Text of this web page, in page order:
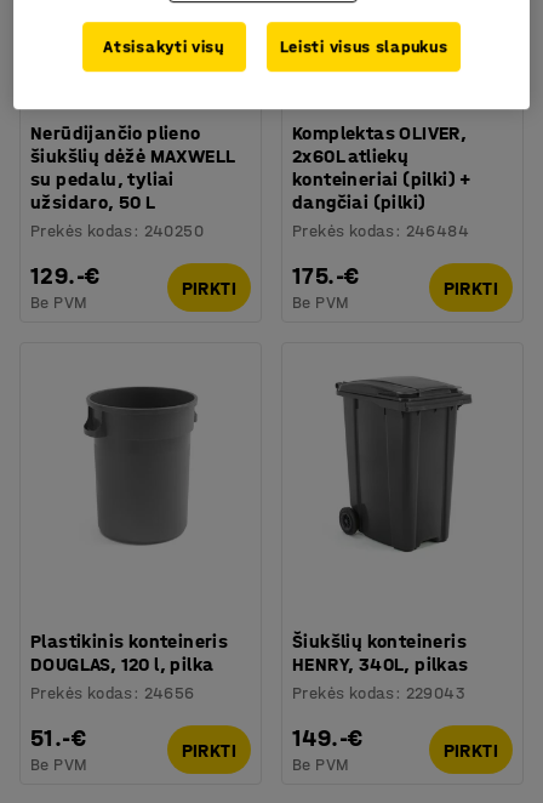
Nerūdijančio plieno
šiukšlių dėžė MAXWELL
su pedalu, tyliai
užsidaro, 50 L
Prekės kodas : 240250
129.-€
Be PVM
PIRKTI
Komplektas OLIVER,
2x60L atliekų
konteineriai (pilki) +
dangčiai (pilki)
Prekės kodas : 246484
175.-€
Be PVM
PIRKTI
Plastikinis konteineris
DOUGLAS, 120 l, pilka
Prekės kodas : 24656
51.-€
Be PVM
PIRKTI
Šiukšlių konteineris
HENRY, 340L, pilkas
Prekės kodas : 229043
149.-€
Be PVM
PIRKTI
Atsisakyti visų Leisti visus slapukus